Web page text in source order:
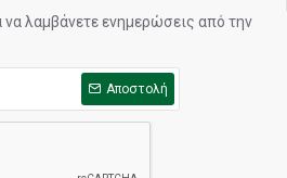
να λαμβάνετε ενημερώσεις από την
Αποστολή